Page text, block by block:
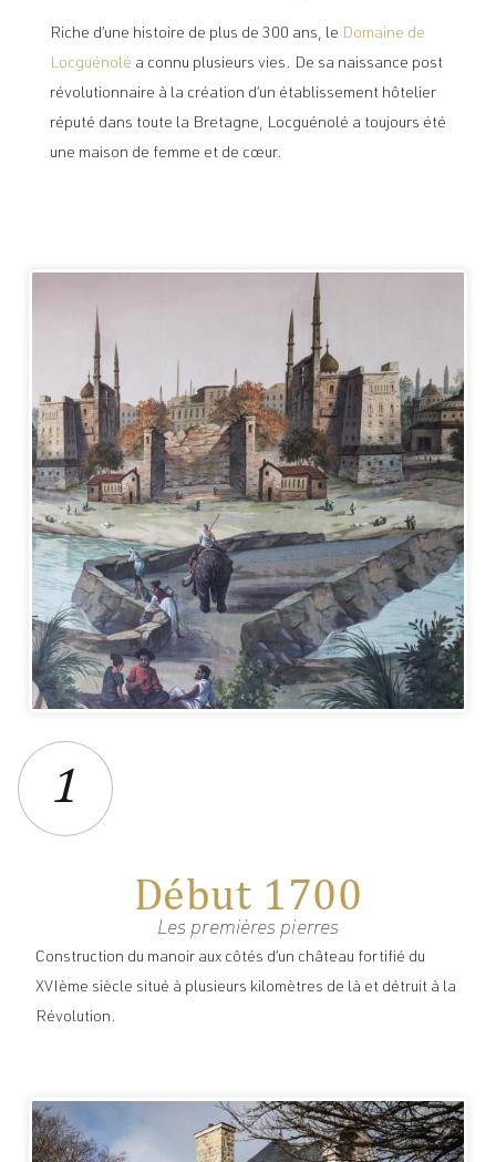
Riche d’une histoire de plus de 300 ans, le Domaine de
Locguénolé a connu plusieurs vies. De sa naissance post
révolutionnaire à la création d’un établissement hôtelier
réputé dans toute la Bretagne, Locguénolé a toujours été
une maison de femme et de cœur.
1
Début 1700
Les premières pierres
Construction du manoir aux côtés d’un château fortifié du
XVIème siècle situé à plusieurs kilomètres de là et détruit à la
Révolution.